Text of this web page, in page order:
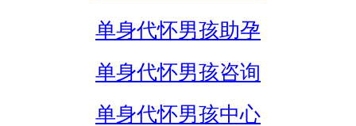
单身代怀男孩助孕
单身代怀男孩咨询
单身代怀男孩中心